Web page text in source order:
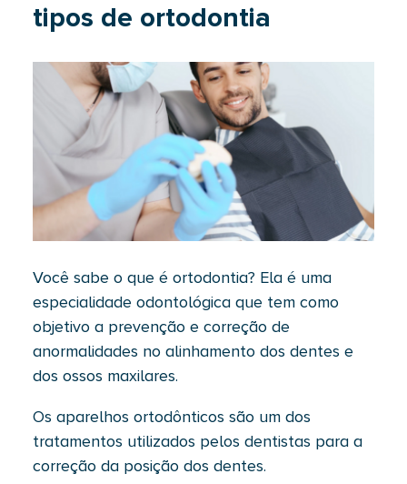
tipos de ortodontia
Você sabe o que é ortodontia? Ela é uma
especialidade odontológica que tem como
objetivo a prevenção e correção de
anormalidades no alinhamento dos dentes e
dos ossos maxilares.
Os aparelhos ortodônticos são um dos
tratamentos utilizados pelos dentistas para a
correção da posição dos dentes.